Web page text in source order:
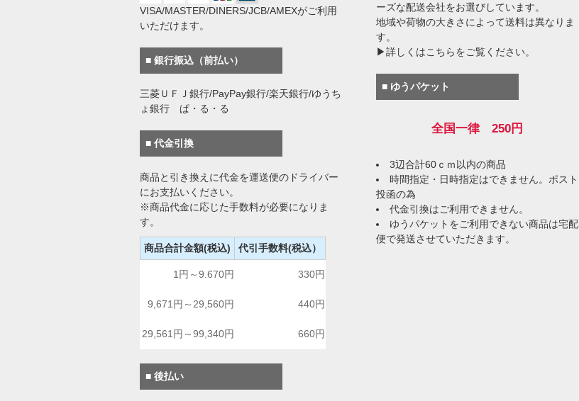
VISA/MASTER/DINERS/JCB/AMEXがご利用
いただけます。
■ 銀行振込（前払い）
三菱ＵＦＪ銀行/PayPay銀行/楽天銀行/ゆうち
ょ銀行 ぱ・る・る
■ 代金引換
商品と引き換えに代金を運送便のドライバー
にお支払いください。
※商品代金に応じた手数料が必要になりま
す。
商品合計金額(税込) 代引手数料(税込）
1円～9.670円 330円
9,671円～29,560円 440円
29,561円～99,340円 660円
■ 後払い
ーズな配送会社をお選びしています。
地域や荷物の大きさによって送料は異なりま
す。
▶詳しくはこちらをご覧ください。
■ ゆうパケット
全国一律 250円
3辺合計60ｃｍ以内の商品
時間指定・日時指定はできません。ポスト
投函の為
代金引換はご利用できません。
ゆうパケットをご利用できない商品は宅配
便で発送させていただきます。